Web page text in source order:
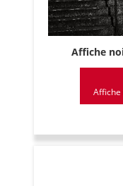
Affiche
Affiche